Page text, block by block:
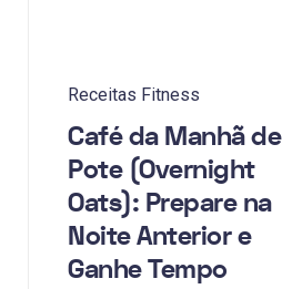
Receitas Fitness
Café da Manhã de
Pote (Overnight
Oats): Prepare na
Noite Anterior e
Ganhe Tempo